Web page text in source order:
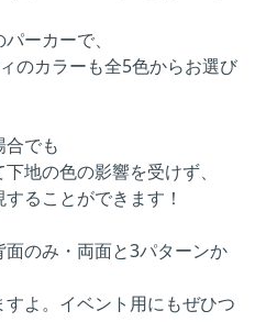
ーカーで、
のカラーも全5色からお選び
合でも
地の色の影響を受けず、
ることができます！
のみ・両面と3パターンか
よ。イベント用にもぜひつ